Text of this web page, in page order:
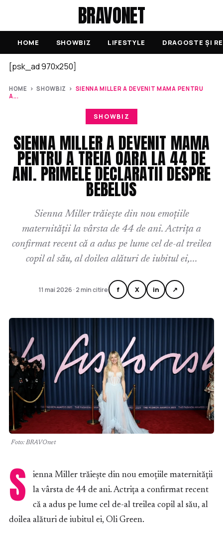
BRAVONET
HOME SHOWBIZ LIFESTYLE DRAGOSTE ȘI
[psk_ad 970x250]
HOME ›SHOWBIZ › SIENNA MILLER A DEVENIT MAMA PENTRU
A...
SHOWBIZ
SIENNA MILLER A DEVENIT MAMA
PENTRU A TREIA OARA LA 44 DE
ANI. PRIMELE DECLARATII DESPRE
BEBELUS
Sienna Miller trăiește din nou emoțiile
maternității la vârsta de 44 de ani. Actrița a
confirmat recent că a adus pe lume cel de-al treilea
copil al său, al doilea alături de iubitul ei,...
11 mai 2026 · 2 min citire f X in ↗
Foto: BRAVOnet
S
ienna Miller trăiește din nou emoțiile maternității
la vârsta de 44 de ani. Actrița a confirmat recent
că a adus pe lume cel de-al treilea copil al său, al
doilea alături de iubitul ei, Oli Green.